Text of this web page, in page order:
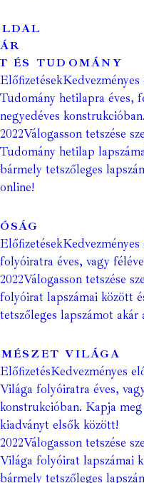
ÉS TUDOMÁNY
Előfizetések
Tudomány hetilapra éves,
negyedéves konstrukcióban.
2022Válogasson tetszése
Tudomány hetilap
bármely tetszőleges
online!
Előfizetések
folyóiratra éves, vagy
2022Válogasson tetszése
folyóirat lapszámai között
tetszőleges lapszámot akár
VILÁGA
ElőfizetésKedvezményes
Világa folyóiratra éves,
konstrukcióban. Kapja
kiadványt elsők között!
2022Válogasson tetszése
Világa folyóirat lapszámai
bármely tetszőleges